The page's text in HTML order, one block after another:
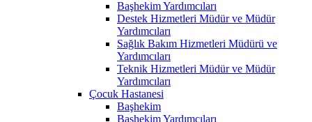
Başhekim Yardımcıları
Destek Hizmetleri Müdür ve Müdür
Yardımcıları
Sağlık Bakım Hizmetleri Müdürü ve
Yardımcıları
Teknik Hizmetleri Müdür ve Müdür
Yardımcıları
Çocuk Hastanesi
Başhekim
Başhekim Yardımcıları